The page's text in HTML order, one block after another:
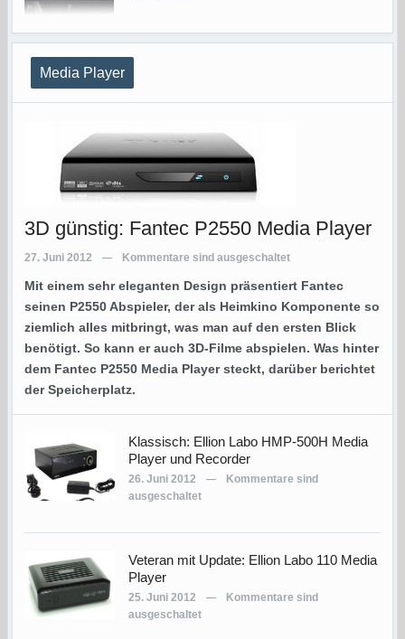
Media Player
3D günstig: Fantec P2550 Media Player
27. Juni 2012 — Kommentare sind ausgeschaltet
Mit einem sehr eleganten Design präsentiert Fantec
seinen P2550 Abspieler, der als Heimkino Komponente so
ziemlich alles mitbringt, was man auf den ersten Blick
benötigt. So kann er auch 3D-Filme abspielen. Was hinter
dem Fantec P2550 Media Player steckt, darüber berichtet
der Speicherplatz.
Klassisch: Ellion Labo HMP-500H Media
Player und Recorder
26. Juni 2012 —
Kommentare sind
ausgeschaltet
Veteran mit Update: Ellion Labo 110 Media
Player
25. Juni 2012 —
Kommentare sind
ausgeschaltet